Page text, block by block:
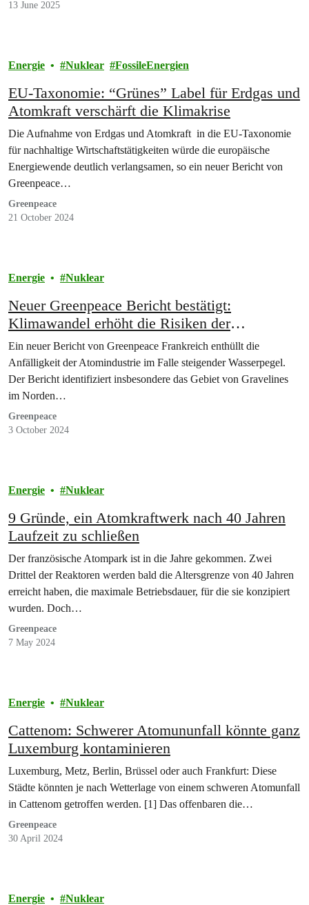
13 June 2025
Energie Nuklear FossileEnergien
EU-Taxonomie: “Grünes” Label für Erdgas und
Atomkraft verschärft die Klimakrise
Die Aufnahme von Erdgas und Atomkraft in die EU-Taxonomie
für nachhaltige Wirtschaftstätigkeiten würde die europäische
Energiewende deutlich verlangsamen, so ein neuer Bericht von
Greenpeace…
Greenpeace
21 October 2024
Energie Nuklear
Neuer Greenpeace Bericht bestätigt:
Klimawandel erhöht die Risiken der
Atomindustrie
Ein neuer Bericht von Greenpeace Frankreich enthüllt die
Anfälligkeit der Atomindustrie im Falle steigender Wasserpegel.
Der Bericht identifiziert insbesondere das Gebiet von Gravelines
im Norden…
Greenpeace
3 October 2024
Energie Nuklear
9 Gründe, ein Atomkraftwerk nach 40 Jahren
Laufzeit zu schließen
Der französische Atompark ist in die Jahre gekommen. Zwei
Drittel der Reaktoren werden bald die Altersgrenze von 40 Jahren
erreicht haben, die maximale Betriebsdauer, für die sie konzipiert
wurden. Doch…
Greenpeace
7 May 2024
Energie Nuklear
Cattenom: Schwerer Atomununfall könnte ganz
Luxemburg kontaminieren
Luxemburg, Metz, Berlin, Brüssel oder auch Frankfurt: Diese
Städte könnten je nach Wetterlage von einem schweren Atomunfall
in Cattenom getroffen werden. [1] Das offenbaren die…
Greenpeace
30 April 2024
Energie Nuklear